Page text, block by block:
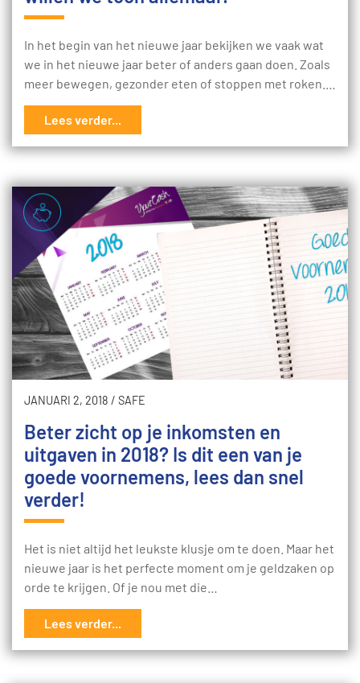
In het begin van het nieuwe jaar bekijken we vaak wat
we in het nieuwe jaar beter of anders gaan doen. Zoals
meer bewegen, gezonder eten of stoppen met roken.…
Lees verder...
JANUARI 2, 2018 / SAFE
Beter zicht op je inkomsten en
uitgaven in 2018? Is dit een van je
goede voornemens, lees dan snel
verder!
Het is niet altijd het leukste klusje om te doen. Maar het
nieuwe jaar is het perfecte moment om je geldzaken op
orde te krijgen. Of je nou met die…
Lees verder...